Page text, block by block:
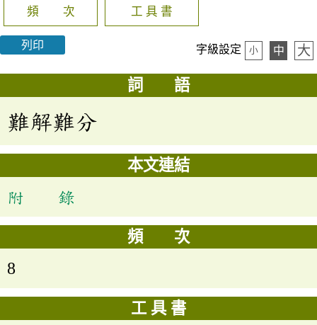
頻 次 工 具 書
列印 字級設定 小 中 大
詞 語
難解難分
本文連結
附 錄
頻 次
8
工 具 書